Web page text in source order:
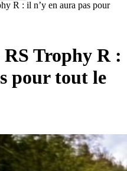
R : il n’y en aura pas pour
Trophy R :
pour tout le